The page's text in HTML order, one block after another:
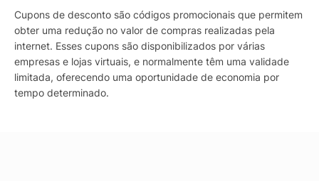
Cupons de desconto são códigos promocionais que permitem
obter uma redução no valor de compras realizadas pela
internet. Esses cupons são disponibilizados por várias
empresas e lojas virtuais, e normalmente têm uma validade
limitada, oferecendo uma oportunidade de economia por
tempo determinado.